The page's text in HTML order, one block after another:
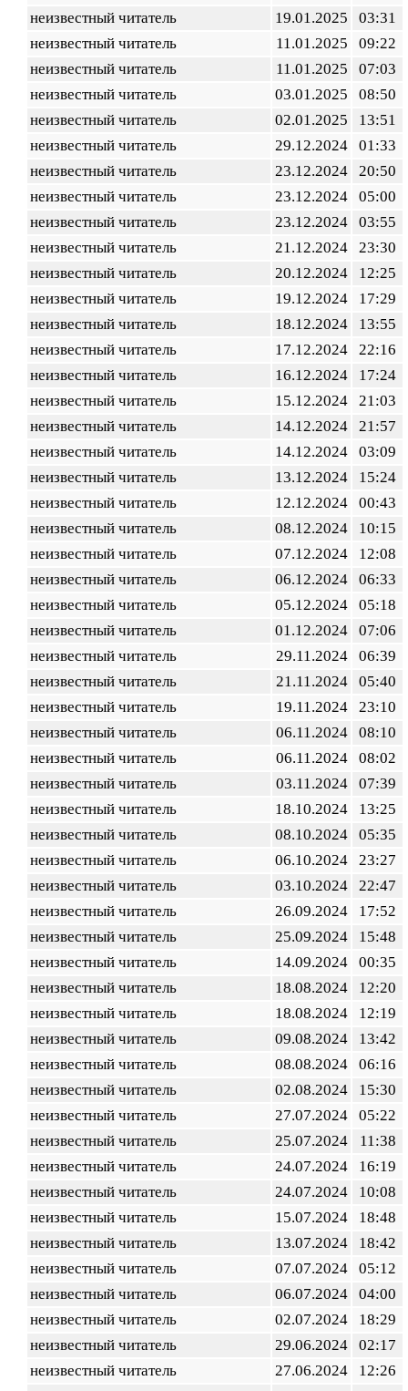
неизвестный читатель
19.01.2025
03:31
неизвестный читатель
11.01.2025
09:22
неизвестный читатель
11.01.2025
07:03
неизвестный читатель
03.01.2025
08:50
неизвестный читатель
02.01.2025
13:51
неизвестный читатель
29.12.2024
01:33
неизвестный читатель
23.12.2024
20:50
неизвестный читатель
23.12.2024
05:00
неизвестный читатель
23.12.2024
03:55
неизвестный читатель
21.12.2024
23:30
неизвестный читатель
20.12.2024
12:25
неизвестный читатель
19.12.2024
17:29
неизвестный читатель
18.12.2024
13:55
неизвестный читатель
17.12.2024
22:16
неизвестный читатель
16.12.2024
17:24
неизвестный читатель
15.12.2024
21:03
неизвестный читатель
14.12.2024
21:57
неизвестный читатель
14.12.2024
03:09
неизвестный читатель
13.12.2024
15:24
неизвестный читатель
12.12.2024
00:43
неизвестный читатель
08.12.2024
10:15
неизвестный читатель
07.12.2024
12:08
неизвестный читатель
06.12.2024
06:33
неизвестный читатель
05.12.2024
05:18
неизвестный читатель
01.12.2024
07:06
неизвестный читатель
29.11.2024
06:39
неизвестный читатель
21.11.2024
05:40
неизвестный читатель
19.11.2024
23:10
неизвестный читатель
06.11.2024
08:10
неизвестный читатель
06.11.2024
08:02
неизвестный читатель
03.11.2024
07:39
неизвестный читатель
18.10.2024
13:25
неизвестный читатель
08.10.2024
05:35
неизвестный читатель
06.10.2024
23:27
неизвестный читатель
03.10.2024
22:47
неизвестный читатель
26.09.2024
17:52
неизвестный читатель
25.09.2024
15:48
неизвестный читатель
14.09.2024
00:35
неизвестный читатель
18.08.2024
12:20
неизвестный читатель
18.08.2024
12:19
неизвестный читатель
09.08.2024
13:42
неизвестный читатель
08.08.2024
06:16
неизвестный читатель
02.08.2024
15:30
неизвестный читатель
27.07.2024
05:22
неизвестный читатель
25.07.2024
11:38
неизвестный читатель
24.07.2024
16:19
неизвестный читатель
24.07.2024
10:08
неизвестный читатель
15.07.2024
18:48
неизвестный читатель
13.07.2024
18:42
неизвестный читатель
07.07.2024
05:12
неизвестный читатель
06.07.2024
04:00
неизвестный читатель
02.07.2024
18:29
неизвестный читатель
29.06.2024
02:17
неизвестный читатель
27.06.2024
12:26